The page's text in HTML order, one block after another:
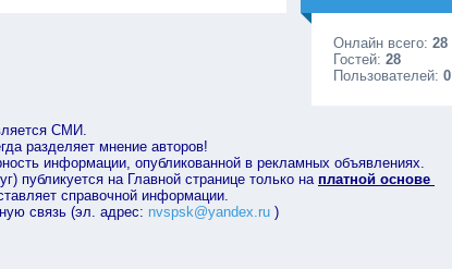
Онлайн всего:28
Гостей:28
Пользователей:0
СМИ.
разделяет мнение авторов!
информации, опубликованной в рекламных объявлениях.
публикуется на Главной странице только на платной основе
справочной информации.
связь (эл. адрес: nvspsk@yandex.ru)